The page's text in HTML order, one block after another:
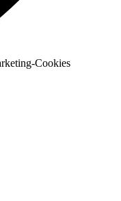
Cookies